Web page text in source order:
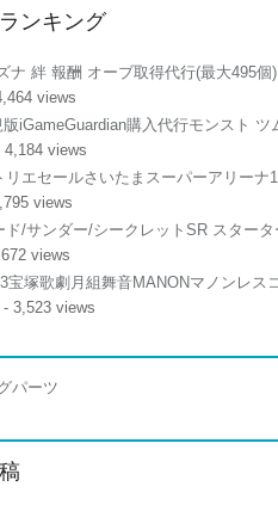
ンキング
ナ 絆 報酬 オーブ取得代行(最大495個)
views
iGameGuardian購入代行モンスト ツ
4,184 views
リエセールさいたまスーパーアリーナ
views
ド/サンダー/シークレットSR スタータ
views
宝塚歌劇月組舞音MANONマノンレス
- 3,523 views